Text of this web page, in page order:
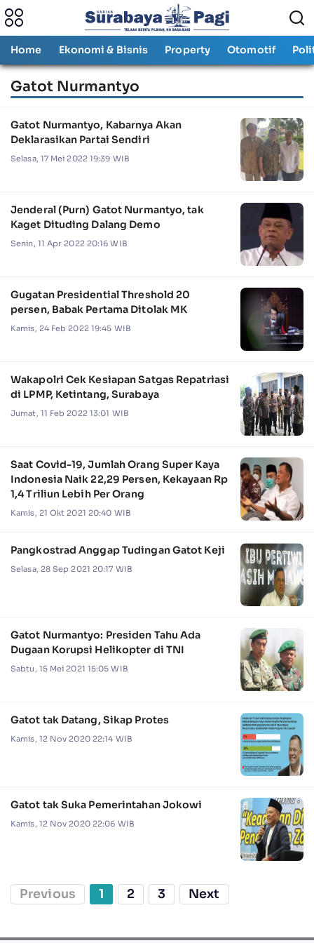
Home Ekonomi & Bisnis Property Otomotif
Gatot Nurmantyo
Gatot Nurmantyo, Kabarnya Akan
Deklarasikan Partai Sendiri
Selasa, 17 Mei 2022 19:39 WIB
Jenderal (Purn) Gatot Nurmantyo, tak
Kaget Dituding Dalang Demo
Senin, 11 Apr 2022 20:16 WIB
Gugatan Presidential Threshold 20
persen, Babak Pertama Ditolak MK
Kamis, 24 Feb 2022 19:45 WIB
Wakapolri Cek Kesiapan Satgas Repatriasi
di LPMP, Ketintang, Surabaya
Jumat, 11 Feb 2022 13:01 WIB
Saat Covid-19, Jumlah Orang Super Kaya
Indonesia Naik 22,29 Persen, Kekayaan Rp
1,4 Triliun Lebih Per Orang
Kamis, 21 Okt 2021 20:40 WIB
Pangkostrad Anggap Tudingan Gatot Keji
Selasa, 28 Sep 2021 20:17 WIB
Gatot Nurmantyo: Presiden Tahu Ada
Dugaan Korupsi Helikopter di TNI
Sabtu, 15 Mei 2021 15:05 WIB
Gatot tak Datang, Sikap Protes
Kamis, 12 Nov 2020 22:14 WIB
Gatot tak Suka Pemerintahan Jokowi
Kamis, 12 Nov 2020 22:06 WIB
Previous 1 2 3 Next